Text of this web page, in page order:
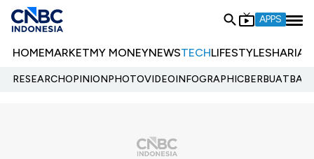
APPS
HOMEMARKETMY MONEYNEWSTECHLIFESTYLESHARIA
RESEARCHOPINIONPHOTOVIDEOINFOGRAPHIC